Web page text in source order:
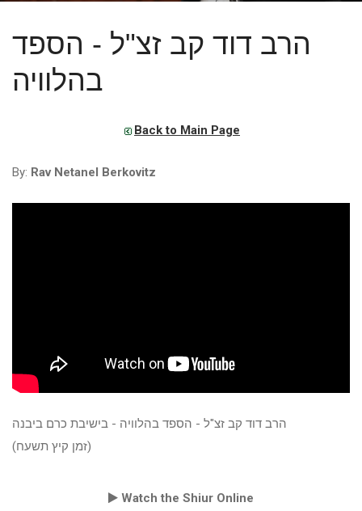
הרב דוד קב זצ"ל - הספד
בהלוויה
Back to Main Page
By: Rav Netanel Berkovitz
הרב דוד קב זצ"ל - הספד בהלוויה - בישיבת כרם ביבנה
(זמן קיץ תשעח)
Watch the Shiur Online